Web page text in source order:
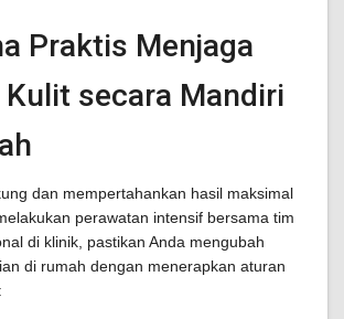
Praktis Menjaga
secara Mandiri
dan mempertahankan hasil maksimal
perawatan intensif bersama tim
di klinik, pastikan Anda mengubah
di rumah dengan menerapkan aturan